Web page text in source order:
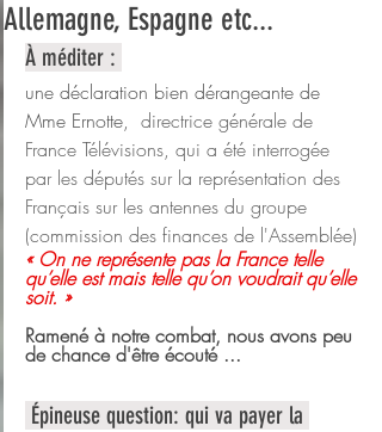
Allemagne, Espagne etc...
À méditer :
une déclaration bien dérangeante de
Mme Ernotte, directrice générale de
France Télévisions, qui a été interrogée
par les députés sur la représentation des
Français sur les antennes du groupe
(commission des finances de l'Assemblée)
« On ne représente pas la France telle
qu’elle est mais telle qu’on voudrait qu’elle
soit. »
Ramené à notre combat, nous avons peu
de chance d'être écouté ...